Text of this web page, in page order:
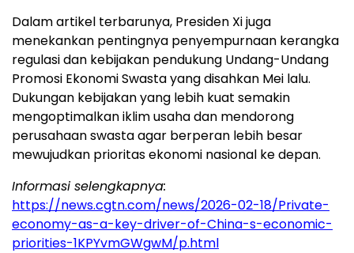
Dalam artikel terbarunya, Presiden Xi juga
menekankan pentingnya penyempurnaan kerangka
regulasi dan kebijakan pendukung Undang-Undang
Promosi Ekonomi Swasta yang disahkan Mei lalu.
Dukungan kebijakan yang lebih kuat semakin
mengoptimalkan iklim usaha dan mendorong
perusahaan swasta agar berperan lebih besar
mewujudkan prioritas ekonomi nasional ke depan.
Informasi selengkapnya:
https://news.cgtn.com/news/2026-02-18/Private-
economy-as-a-key-driver-of-China-s-economic-
priorities-1KPYvmGWgwM/p.html